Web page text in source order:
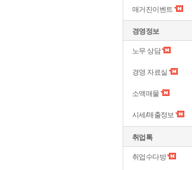
매거진이벤트
경영정보
노무 상담
경영 자료실
소액매물
시세/매출정보
취업톡
취업수다방